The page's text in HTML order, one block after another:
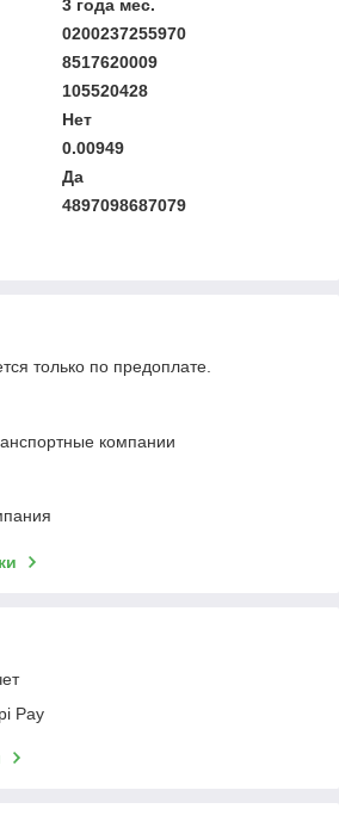
3 года мес.
0200237255970
8517620009
105520428
Нет
0.00949
Да
4897098687079
только по предоплате.
компании
Pay